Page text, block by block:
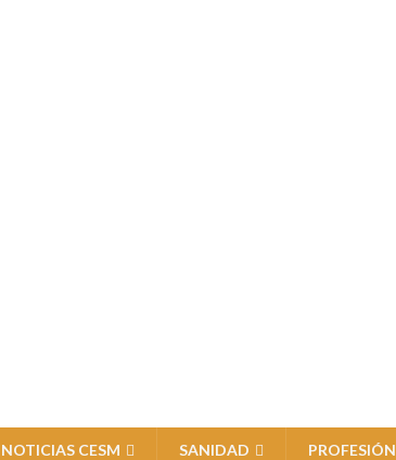
NOTICIAS CESM SANIDAD PROFESIÓN